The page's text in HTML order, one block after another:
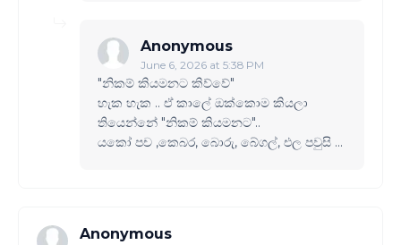
Anonymous
June 6, 2026 at 5:38 PM
"නිකම් කියමනට කිව්වේ"
හැක හැක .. ඒ කාලේ ඔක්කොම කියලා
තියෙන්නේ "නිකම් කියමනට"..
යකෝ පච ,කෙබර, බොරු, බේගල්, එල පවුසි ...
Anonymous